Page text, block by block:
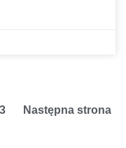
3
Następna strona